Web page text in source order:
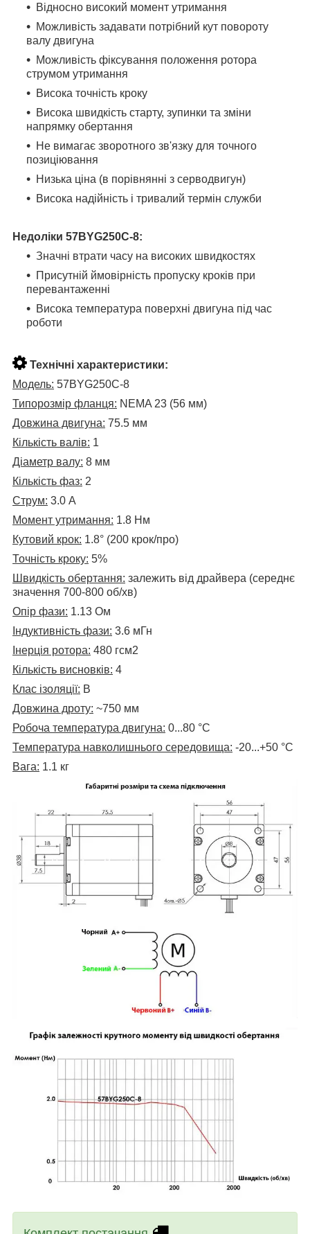
Відносно високий момент утримання
Можливість задавати потрібний кут повороту
валу двигуна
Можливість фіксування положення ротора
струмом утримання
Висока точність кроку
Висока швидкість старту, зупинки та зміни
напрямку обертання
Не вимагає зворотного зв'язку для точного
позиціювання
Низька ціна (в порівнянні з серводвигун)
Висока надійність і тривалий термін служби
Недоліки 57BYG250C-8:
Значні втрати часу на високих швидкостях
Присутній ймовірність пропуску кроків при
перевантаженні
Висока температура поверхні двигуна під час
роботи
Технічні характеристики:
Модель: 57BYG250C-8
Типорозмір фланця: NEMA 23 (56 мм)
Довжина двигуна: 75.5 мм
Кількість валів: 1
Діаметр валу: 8 мм
Кількість фаз: 2
Струм: 3.0 А
Момент утримання: 1.8 Нм
Кутовий крок: 1.8° (200 крок/про)
Точність кроку: 5%
Швидкість обертання: залежить від драйвера (середнє
значення 700-800 об/хв)
Опір фази: 1.13 Ом
Індуктивність фази: 3.6 мГн
Інерція ротора: 480 гсм2
Кількість висновків: 4
Клас ізоляції: В
Довжина дроту: ~750 мм
Робоча температура двигуна: 0...80 °C
Температура навколишнього середовища: -20...+50 °C
Вага: 1.1 кг